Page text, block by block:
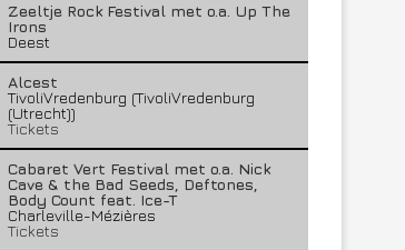
Zeeltje Rock Festival met o.a. Up The
Irons
Deest
Alcest
TivoliVredenburg (TivoliVredenburg
(Utrecht))
Tickets
Cabaret Vert Festival met o.a. Nick
Cave & the Bad Seeds, Deftones,
Body Count feat. Ice-T
Charleville-Mézières
Tickets